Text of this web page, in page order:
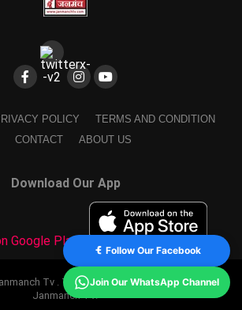
POLICY
TERMS AND CONDITION
CONTACT
ABOUT US
Download Our App
Tv . Theme by SSDIGIMARK. powered by
Janmanch TV.
Follow Our Facebook
Join Our WhatsApp Channel